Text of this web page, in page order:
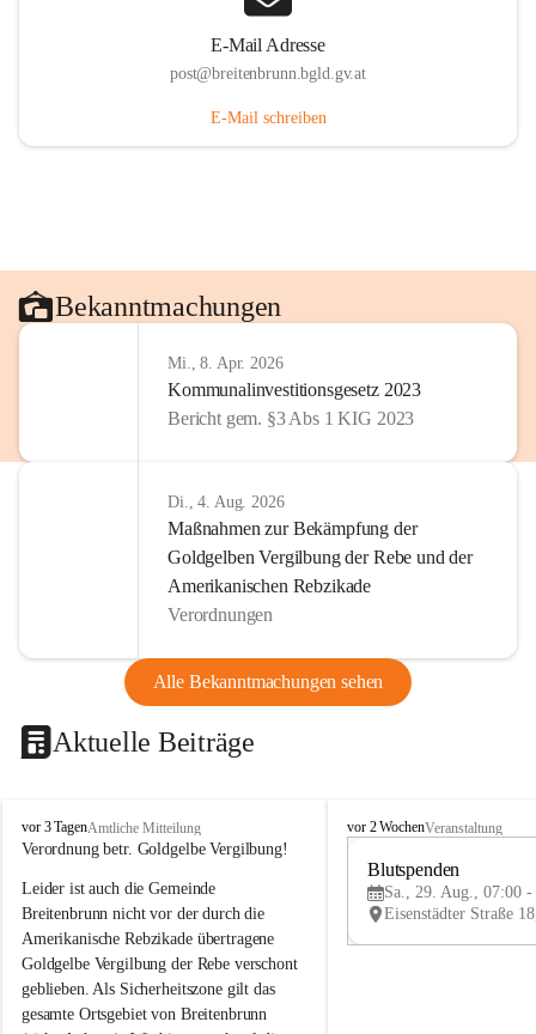
E-Mail Adresse
post@breitenbrunn.bgld.gv.at
E-Mail schreiben
Bekanntmachungen
Mi., 8. Apr. 2026
Kommunalinvestitionsgesetz 2023
Bericht gem. §3 Abs 1 KIG 2023
Di., 4. Aug. 2026
Maßnahmen zur Bekämpfung der
Goldgelben Vergilbung der Rebe und der
Amerikanischen Rebzikade
Verordnungen
Alle Bekanntmachungen sehen
Aktuelle Beiträge
B
r
i
t
e
n
b
r
u
vor 3 TagenAmtliche Mitteilung
Verordnung betr. Goldgelbe Vergilbung!
Leider ist auch die Gemeinde
Breitenbrunn nicht vor der durch die
Amerikanische Rebzikade übertragene
Goldgelbe Vergilbung der Rebe verschont
geblieben. Als Sicherheitszone gilt das
gesamte Ortsgebiet von Breitenbrunn
B
e
vor 2 WochenVeranstaltung
Blutspenden
Sa., 29. Aug., 07:00 -